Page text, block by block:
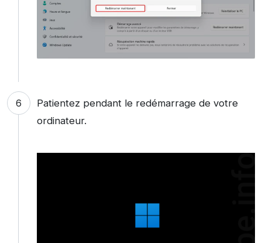
Patientez pendant le redémarrage de votre
ordinateur.